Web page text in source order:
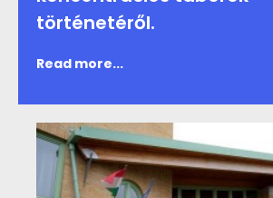
történetéről.
Read more...